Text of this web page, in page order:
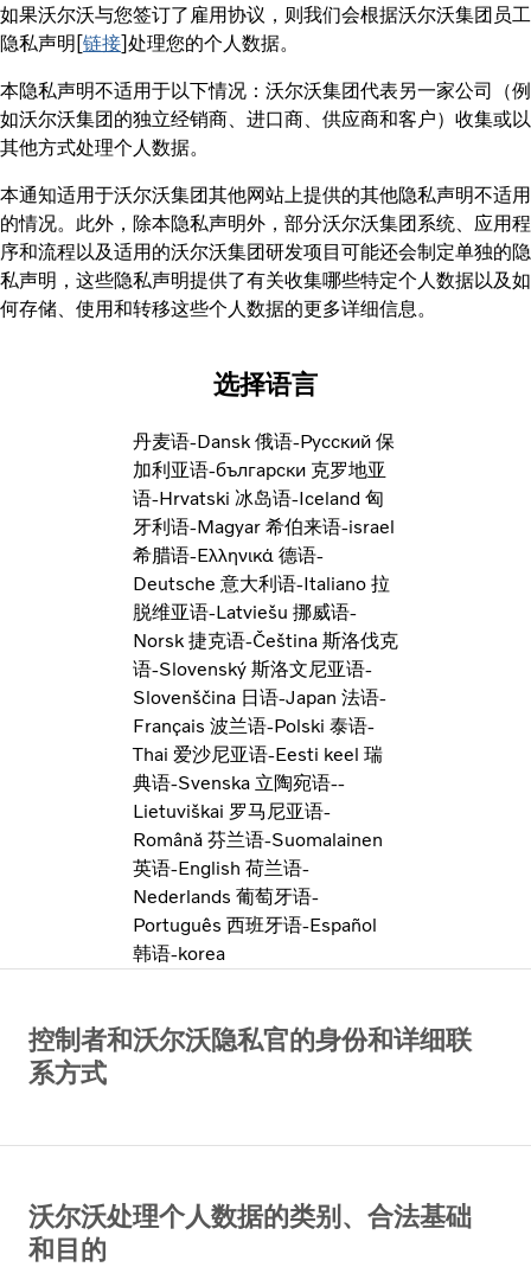
如果沃尔沃与您签订了雇用协议，则我们会根据沃尔沃集团员工
隐私声明[链接]处理您的个人数据。
本隐私声明不适用于以下情况：沃尔沃集团代表另一家公司（例
如沃尔沃集团的独立经销商、进口商、供应商和客户）收集或以
其他方式处理个人数据。
本通知适用于沃尔沃集团其他网站上提供的其他隐私声明不适用
的情况。此外，除本隐私声明外，部分沃尔沃集团系统、应用程
序和流程以及适用的沃尔沃集团研发项目可能还会制定单独的隐
私声明，这些隐私声明提供了有关收集哪些特定个人数据以及如
何存储、使用和转移这些个人数据的更多详细信息。
选择语言
丹麦语-Dansk 俄语-Pусский 保
加利亚语-български 克罗地亚
语-Hrvatski 冰岛语-Iceland 匈
牙利语-Magyar 希伯来语-israel
希腊语-Ελληνικά 德语-
Deutsche 意大利语-Italiano 拉
脱维亚语-Latviešu 挪威语-
Norsk 捷克语-Čeština 斯洛伐克
语-Slovenský 斯洛文尼亚语-
Slovenščina 日语-Japan 法语-
Français 波兰语-Polski 泰语-
Thai 爱沙尼亚语-Eesti keel 瑞
典语-Svenska 立陶宛语--
Lietuviškai 罗马尼亚语-
Română 芬兰语-Suomalainen
英语-English 荷兰语-
Nederlands 葡萄牙语-
Português 西班牙语-Español
韩语-korea
控制者和沃尔沃隐私官的身份和详细联
系方式
沃尔沃处理个人数据的类别、合法基础
和目的